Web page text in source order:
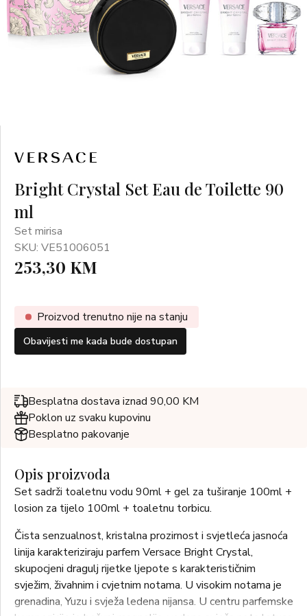
Bright Crystal Set Eau de Toilette 90
ml
Set mirisa
SKU: VE51006051
253,30 KM
Proizvod trenutno nije na stanju
Obavijesti me kada bude dostupan
Besplatna dostava iznad 90,00 KM
Poklon uz svaku kupovinu
Besplatno pakovanje
Opis proizvoda
Set sadrži toaletnu vodu 90ml + gel za tuširanje 100ml +
losion za tijelo 100ml + toaletnu torbicu.
Čista senzualnost, kristalna prozirnost i svjetleća jasnoća
linija karakteriziraju parfem Versace Bright Crystal,
skupocjeni dragulj rijetke ljepote s karakterističnim
svježim, živahnim i cvjetnim notama. U visokim notama je
grenadina, Yuzu i svježa ledena nijansa. U centru parfemske